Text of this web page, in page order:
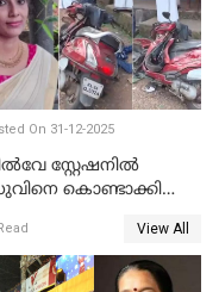
On 31-12-2025
സ്റ്റേഷനിൽ
കൊണ്ടാക്കി
സ്കൂട്ടറിൽ ഇടിച്ചു :
ദാരുണാന്ത്യം
View All